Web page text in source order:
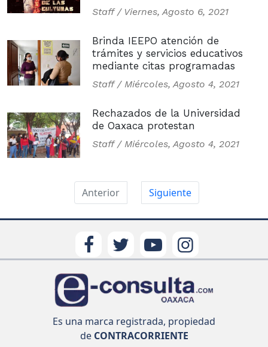
Staff / Viernes, Agosto 6, 2021
Brinda IEEPO atención de
trámites y servicios educativos
mediante citas programadas
Staff / Miércoles, Agosto 4, 2021
Rechazados de la Universidad
de Oaxaca protestan
Staff / Miércoles, Agosto 4, 2021
Anterior Siguiente
Es una marca registrada, propiedad
deCONTRACORRIENTE